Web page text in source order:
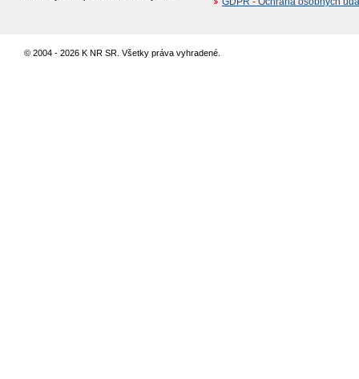
© 2004 - 2026 K NR SR. Všetky práva vyhradené.